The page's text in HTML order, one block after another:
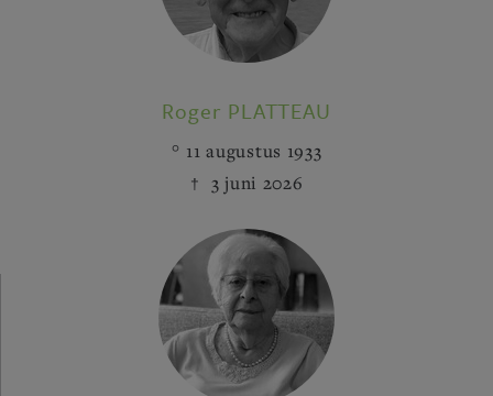
Roger PLATTEAU
11 augustus 1933
3 juni 2026